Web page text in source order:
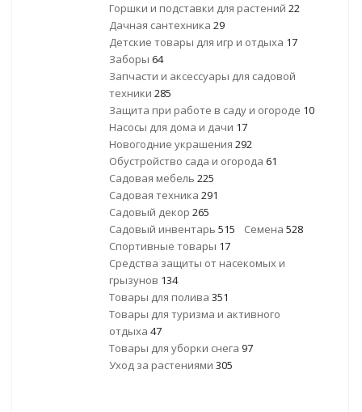
Горшки и подставки для растений 22
Дачная сантехника 29
Детские товары для игр и отдыха 17
Заборы 64
Запчасти и аксессуары для садовой
техники 285
Защита при работе в саду и огороде 10
Насосы для дома и дачи 17
Новогодние украшения 292
Обустройство сада и огорода 61
Садовая мебель 225
Садовая техника 291
Садовый декор 265
Садовый инвентарь 515 Семена 528
Спортивные товары 17
Средства защиты от насекомых и
грызунов 134
Товары для полива 351
Товары для туризма и активного
отдыха 47
Товары для уборки снега 97
Уход за растениями 305